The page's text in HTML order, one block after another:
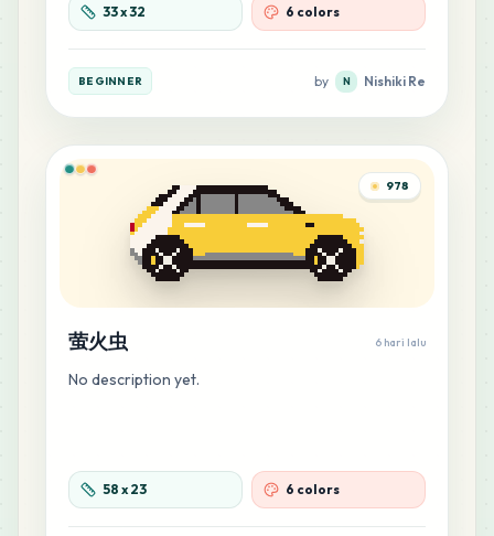
33x32 6 colors
BEGINNER by N Nishiki Re
978
萤火虫 6 hari lalu
No description yet.
58 x23 6 colors